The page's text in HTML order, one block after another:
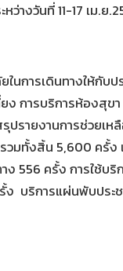
างวันที่ 11-17 เม.ย
นการเดินทางให้กับ
ง การบริการห้องสุข
ายงานการช่วยเหลื
วมทั้งสิ้น 5,600 ครั้ง
ง 556 ครั้ง การใช้บ
ง บริการแผ่นพับปร